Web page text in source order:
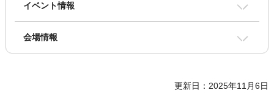
イベント情報
会場情報
更新日：2025年11月6日